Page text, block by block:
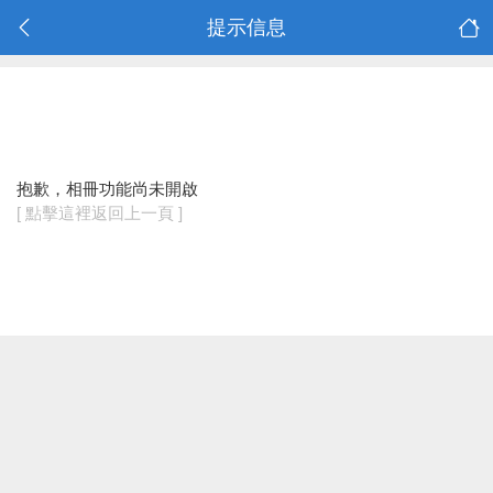
提示信息
抱歉，相冊功能尚未開啟
[ 點擊這裡返回上一頁 ]